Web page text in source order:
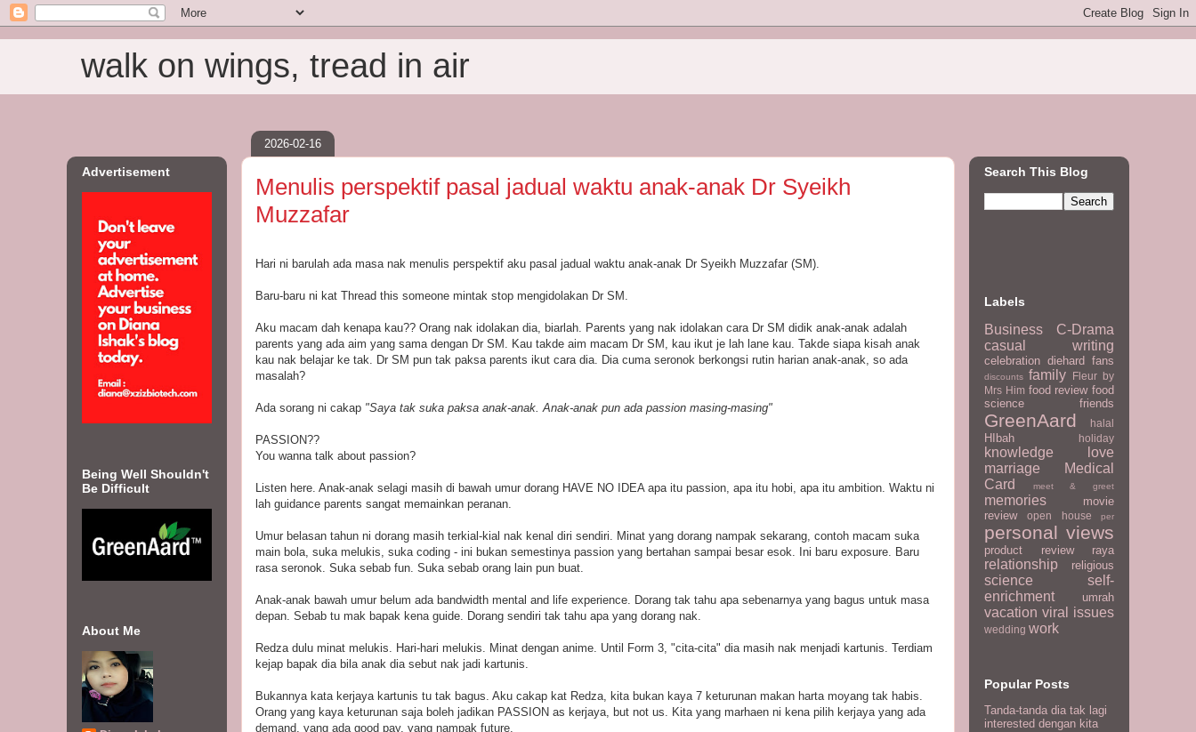
walk on wings, tread in air
2026-02-16
Menulis perspektif pasal jadual waktu anak-anak Dr Syeikh
Muzzafar
Hari ni barulah ada masa nak menulis perspektif aku pasal jadual waktu anak-anak Dr Syeikh Muzzafar (SM).
Baru-baru ni kat Thread this someone mintak stop mengidolakan Dr SM.
Aku macam dah kenapa kau?? Orang nak idolakan dia, biarlah. Parents yang nak idolakan cara Dr SM didik anak-anak adalah
parents yang ada aim yang sama dengan Dr SM. Kau takde aim macam Dr SM, kau ikut je lah lane kau. Takde siapa kisah anak
kau nak belajar ke tak. Dr SM pun tak paksa parents ikut cara dia. Dia cuma seronok berkongsi rutin harian anak-anak, so ada
masalah?
Ada sorang ni cakap "Saya tak suka paksa anak-anak. Anak-anak pun ada passion masing-masing"
PASSION??
You wanna talk about passion?
Listen here. Anak-anak selagi masih di bawah umur dorang HAVE NO IDEA apa itu passion, apa itu hobi, apa itu ambition. Waktu ni
lah guidance parents sangat memainkan peranan.
Umur belasan tahun ni dorang masih terkial-kial nak kenal diri sendiri. Minat yang dorang nampak sekarang, contoh macam suka
main bola, suka melukis, suka coding - ini bukan semestinya passion yang bertahan sampai besar esok. Ini baru exposure. Baru
rasa seronok. Suka sebab fun. Suka sebab orang lain pun buat.
Anak-anak bawah umur belum ada bandwidth mental and life experience. Dorang tak tahu apa sebenarnya yang bagus untuk masa
depan. Sebab tu mak bapak kena guide. Dorang sendiri tak tahu apa yang dorang nak.
Redza dulu minat melukis. Hari-hari melukis. Minat dengan anime. Until Form 3, "cita-cita" dia masih nak menjadi kartunis. Terdiam
kejap bapak dia bila anak dia sebut nak jadi kartunis.
Bukannya kata kerjaya kartunis tu tak bagus. Aku cakap kat Redza, kita bukan kaya 7 keturunan makan harta moyang tak habis.
Orang yang kaya keturunan saja boleh jadikan PASSION as kerjaya, but not us. Kita yang marhaen ni kena pilih kerjaya yang ada
demand, yang ada good pay, yang nampak future.
Advertisement
Being Well Shouldn't
Be Difficult
About Me
Search This Blog
Labels
Business
C-Drama
casual writing
celebration diehard fans
discounts family
Fleur by
Mrs Him food review food
science
friends
GreenAard halal
HIbah holiday
knowledge
love
marriage
Medical
Card
meet & greet
memories
movie
review
open house per
personal views
product review raya
relationship religious
science
self-
enrichment
umrah
vacation viral issues
wedding work
Popular Posts
Tanda-tanda dia tak lagi
interested dengan kita